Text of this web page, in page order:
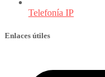
Telefonía IP
Enlaces útiles